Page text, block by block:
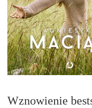
Wznowienie